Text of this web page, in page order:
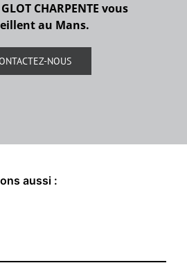
CHARPENTE vous
au Mans.
NOUS
aussi :